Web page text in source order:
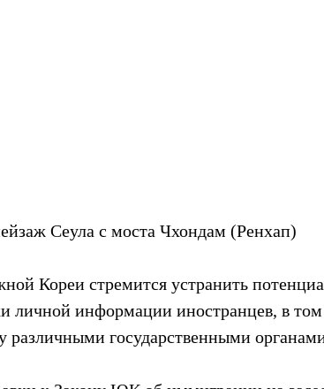
Сеула с моста Чхондам (Ренхап)
Кореи стремится устранить
личной информации иностранцев, в
различными государственными